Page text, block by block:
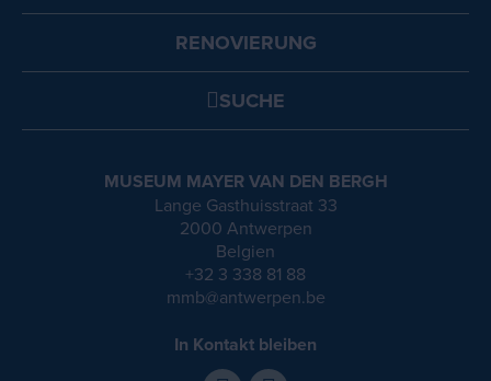
RENOVIERUNG
SUCHE
MUSEUM MAYER VAN DEN BERGH
Lange Gasthuisstraat 33
2000 Antwerpen
Belgien
+32 3 338 81 88
mmb@antwerpen.be
In Kontakt bleiben